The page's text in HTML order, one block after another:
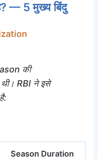
— 5 मुख्य बिंदु
की
RBI ने इसे
Season Duration